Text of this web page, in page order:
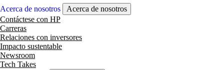
Acerca de nosotros
Acerca de nosotros
Contáctese con HP
Carreras
Relaciones con inversores
Impacto sustentable
Newsroom
Tech Takes